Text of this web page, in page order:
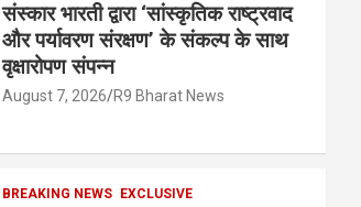
संस्कार भारती द्वारा ‘सांस्कृतिक राष्ट्रवाद
और पर्यावरण संरक्षण’ के संकल्प के साथ
वृक्षारोपण संपन्न
August 7, 2026 R9 Bharat News
BREAKING NEWS EXCLUSIVE